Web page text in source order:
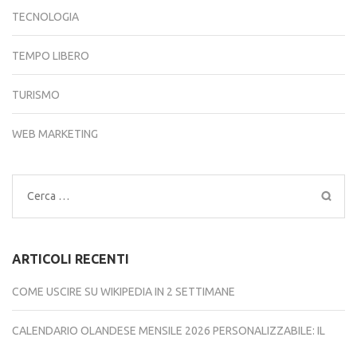
TECNOLOGIA
TEMPO LIBERO
TURISMO
WEB MARKETING
Ricerca
per:
ARTICOLI RECENTI
COME USCIRE SU WIKIPEDIA IN 2 SETTIMANE
CALENDARIO OLANDESE MENSILE 2026 PERSONALIZZABILE: IL